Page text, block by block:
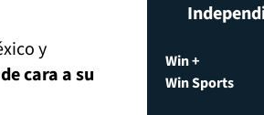
y
cara a su
Win +
Win Sports